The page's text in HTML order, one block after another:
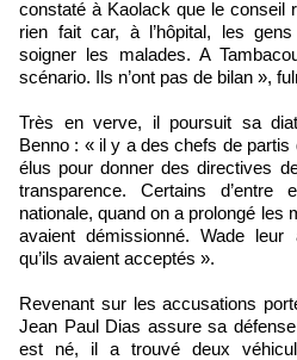
constaté à Kaolack que le conseil
rien fait car, à l’hôpital, les
soigner les malades. A
scénario. Ils n’ont pas de bilan »,
Très en verve, il poursuit sa
Benno : « il y a des chefs de
élus pour donner des directives
transparence. Certains d’entre
nationale, quand on a prolongé les
avaient démissionné. Wade
qu’ils avaient acceptés ».
Revenant sur les accusations
Jean Paul Dias assure sa
est né, il a trouvé deux